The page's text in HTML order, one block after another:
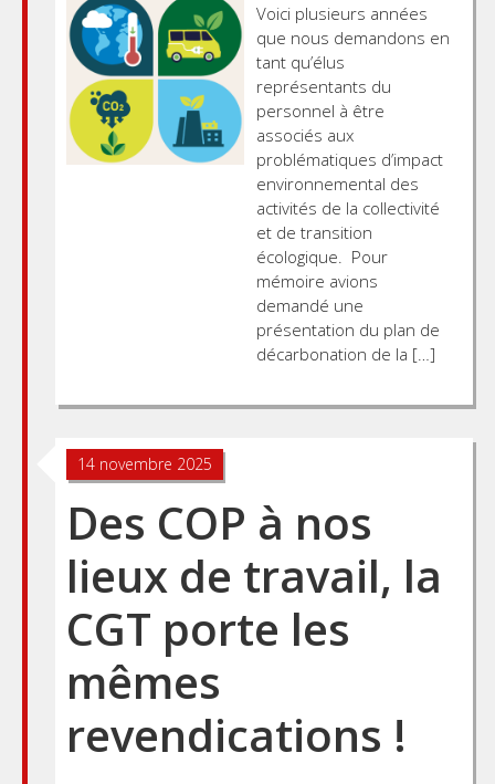
Voici plusieurs années
que nous demandons en
tant qu’élus
représentants du
personnel à être
associés aux
problématiques d’impact
environnemental des
activités de la collectivité
et de transition
écologique. Pour
mémoire avions
demandé une
présentation du plan de
décarbonation de la […]
14 novembre 2025
Des COP à nos
lieux de travail, la
CGT porte les
mêmes
revendications !